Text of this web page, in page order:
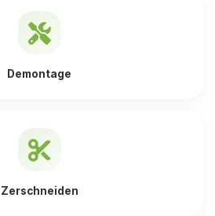
Demontage
Zerschneiden